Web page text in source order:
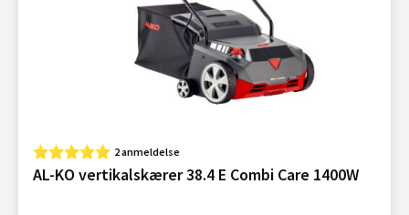
2 anmeldelse
AL-KO vertikalskærer 38.4 E Combi Care 1400W